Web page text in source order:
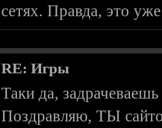
сетях. Правда, это
RE: Игры
Таки да,
Поздравляю, ТЫ